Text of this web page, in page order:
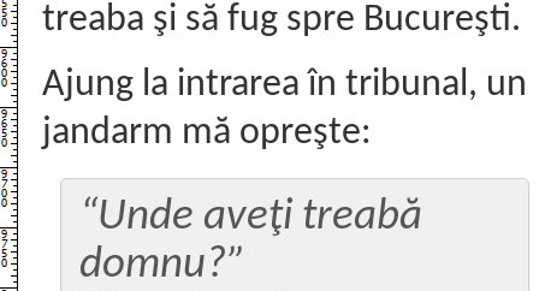
treaba şi să fug spre Bucureşti.
Ajung la intrarea în tribunal, un
jandarm mă opreşte:
“Unde aveţi treabă
domnu?”